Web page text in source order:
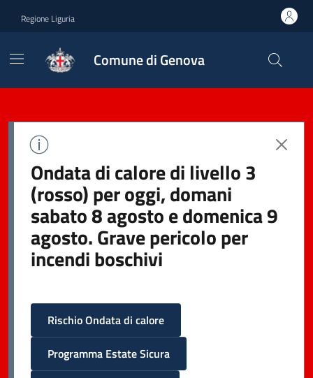
Regione Liguria
Comune di Genova
Ondata di calore di livello 3
(rosso) per oggi, domani
sabato 8 agosto e domenica 9
agosto. Grave pericolo per
incendi boschivi
Rischio Ondata di calore
Programma Estate Sicura